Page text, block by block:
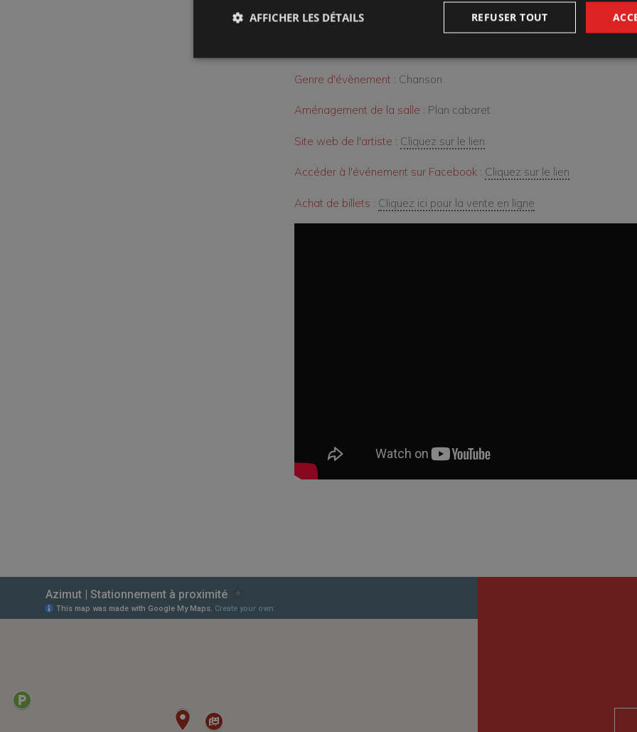
Quand :samedi 30 mars 2024 20:00
Genre d'évènement : Chanson
Aménagement de la salle : Plan cabaret
Site web de l'artiste : Cliquez sur le lien
Accéder à l'événement sur Facebook : Cliquez sur le lien
Achat de billets : Cliquez ici pour la vente en ligne
REFUSER TOUT
AFFICHER LES DÉTAILS